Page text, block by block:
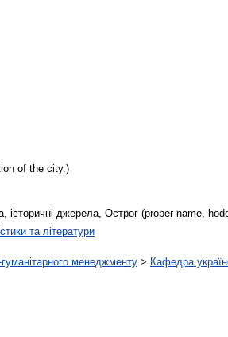
of the city.)
історичні джерела, Острог (proper name,
та літератури
менеджменту > Кафедра